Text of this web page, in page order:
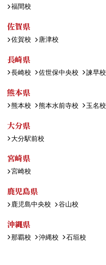
福間校
佐賀県
佐賀校 唐津校
長崎県
長崎校 佐世保中央校 諫早校
熊本県
熊本校 熊本水前寺校 玉名校
大分県
大分駅前校
宮崎県
宮崎校
鹿児島県
鹿児島中央校 谷山校
沖縄県
那覇校 沖縄校 石垣校